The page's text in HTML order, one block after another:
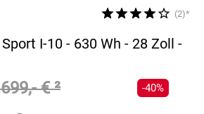
(2)*
I-10 - 630 Wh - 28 Zoll -
€² -40%